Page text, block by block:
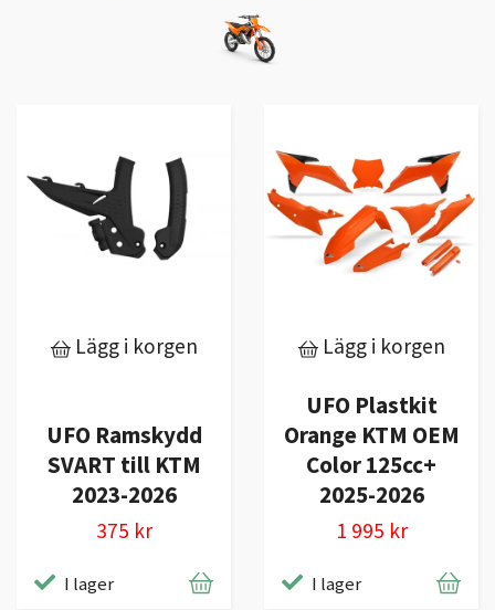
Lägg i korgen
UFO Ramskydd
SVART till KTM
2023-2026
375 kr
I lager
Lägg i korgen
UFO Plastkit
Orange KTM OEM
Color 125cc+
2025-2026
1 995 kr
I lager